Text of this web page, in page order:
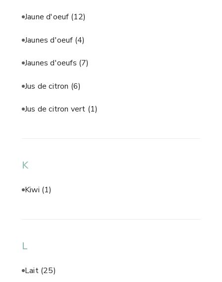
Jaune d'oeuf (12)
Jaunes d'oeuf (4)
Jaunes d'oeufs (7)
Jus de citron (6)
Jus de citron vert (1)
K
Kiwi (1)
L
Lait (25)